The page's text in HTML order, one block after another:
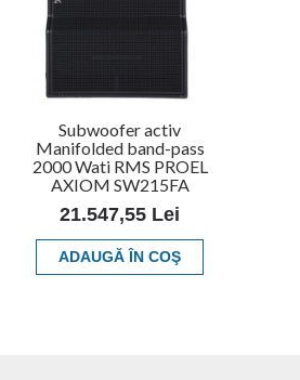
Subwoofer activ
Manifolded band-pass
2000 Wati RMS PROEL
AXIOM SW215FA
21.547,55 Lei
ADAUGĂ ÎN COŞ